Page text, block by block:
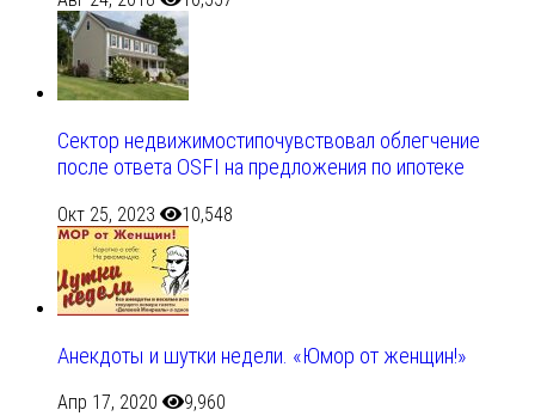
Сектор недвижимостипочувствовал облегчение
после ответа OSFI на предложения по ипотеке
Окт 25, 2023 10,548
Анекдоты и шутки недели. «Юмор от женщин!»
Апр 17, 2020
9,960